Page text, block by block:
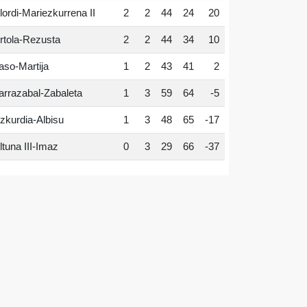
Mariezkurrena II 2 2 44 24 20
Rezusta 2 2 44 34 10
Martija 1 2 43 41 2
Zabaleta 1 3 59 64 -5
Albisu 1 3 48 65 -17
III-Imaz 0 3 29 66 -37